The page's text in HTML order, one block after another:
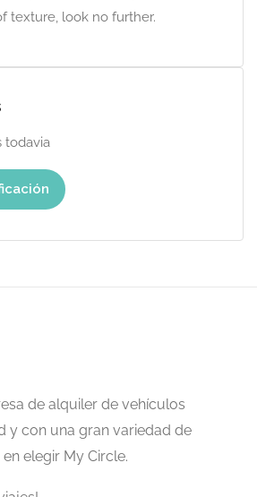
texture, look no further.
todavia
de alquiler de vehículos
y con una gran variedad de
elegir My Circle.